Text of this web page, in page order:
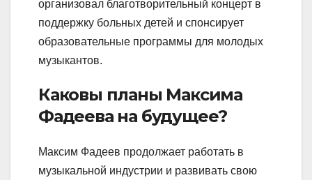
организовал благотворительный концерт в
поддержку больных детей и спонсирует
образовательные программы для молодых
музыкантов.
Каковы планы Максима
Фадеева на будущее?
Максим Фадеев продолжает работать в
музыкальной индустрии и развивать свою